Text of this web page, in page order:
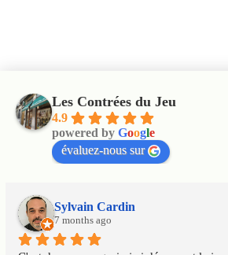
Les Contrées du Jeu
4.9
powered by Google
évaluez-nous sur
Sylvain Cardin
7 months ago